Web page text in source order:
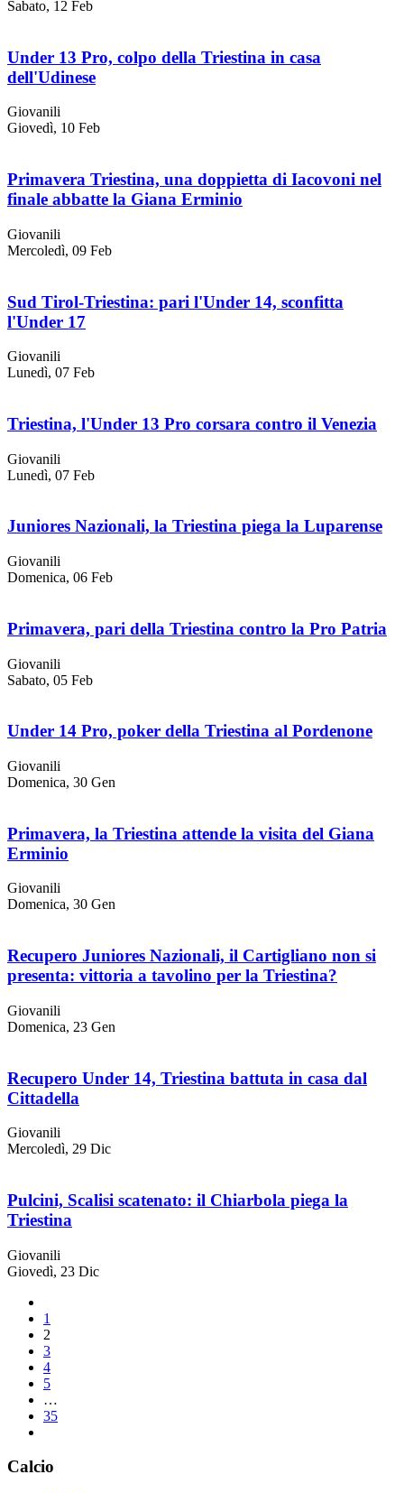
Sabato, 12 Feb
Under 13 Pro, colpo della Triestina in casa
dell'Udinese
Giovanili
Giovedì, 10 Feb
Primavera Triestina, una doppietta di Iacovoni nel
finale abbatte la Giana Erminio
Giovanili
Mercoledì, 09 Feb
Sud Tirol-Triestina: pari l'Under 14, sconfitta
l'Under 17
Giovanili
Lunedì, 07 Feb
Triestina, l'Under 13 Pro corsara contro il Venezia
Giovanili
Lunedì, 07 Feb
Juniores Nazionali, la Triestina piega la Luparense
Giovanili
Domenica, 06 Feb
Primavera, pari della Triestina contro la Pro Patria
Giovanili
Sabato, 05 Feb
Under 14 Pro, poker della Triestina al Pordenone
Giovanili
Domenica, 30 Gen
Primavera, la Triestina attende la visita del Giana
Erminio
Giovanili
Domenica, 30 Gen
Recupero Juniores Nazionali, il Cartigliano non si
presenta: vittoria a tavolino per la Triestina?
Giovanili
Domenica, 23 Gen
Recupero Under 14, Triestina battuta in casa dal
Cittadella
Giovanili
Mercoledì, 29 Dic
Pulcini, Scalisi scatenato: il Chiarbola piega la
Triestina
Giovanili
Giovedì, 23 Dic
1
2
3
4
5
…
35
Calcio